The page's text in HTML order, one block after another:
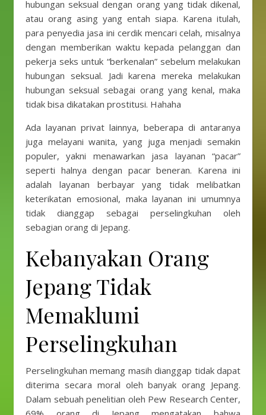
hubungan seksual dengan orang yang tidak dikenal,
atau orang asing yang entah siapa. Karena itulah,
para penyedia jasa ini cerdik mencari celah, misalnya
dengan memberikan waktu kepada pelanggan dan
pekerja seks untuk “berkenalan” sebelum melakukan
hubungan seksual. Jadi karena mereka melakukan
hubungan seksual sebagai orang yang kenal, maka
tidak bisa dikatakan prostitusi. Hahaha
Ada layanan privat lainnya, beberapa di antaranya
juga melayani wanita, yang juga menjadi semakin
populer, yakni menawarkan jasa layanan “pacar”
seperti halnya dengan pacar beneran. Karena ini
adalah layanan berbayar yang tidak melibatkan
keterikatan emosional, maka layanan ini umumnya
tidak dianggap sebagai perselingkuhan oleh
sebagian orang di Jepang.
Kebanyakan Orang
Jepang Tidak
Memaklumi
Perselingkuhan
Perselingkuhan memang masih dianggap tidak dapat
diterima secara moral oleh banyak orang Jepang.
Dalam sebuah penelitian oleh Pew Research Center,